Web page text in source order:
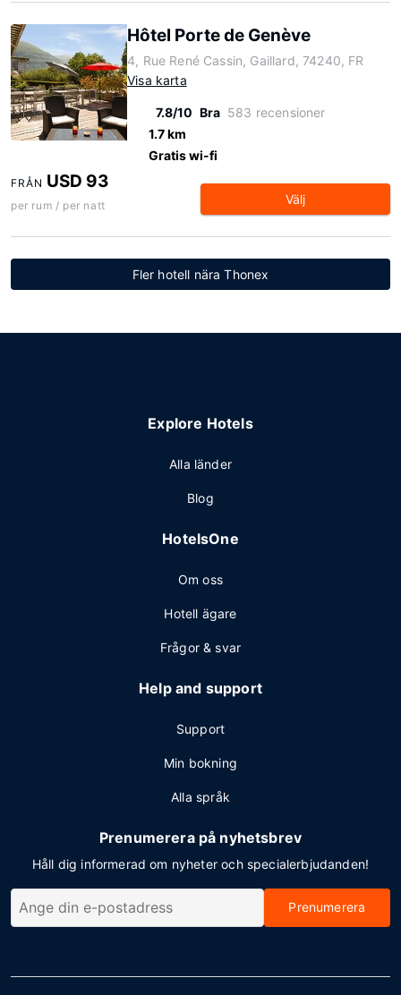
Hôtel Porte de Genève
4, Rue René Cassin, Gaillard, 74240, FR
Visa karta
7.8/10 Bra 583 recensioner
1.7 km
Gratis wi-fi
FRÅN USD 93
per rum / per natt Välj
Fler hotell nära Thonex
Explore Hotels
Alla länder
Blog
HotelsOne
Om oss
Hotell ägare
Frågor & svar
Help and support
Support
Min bokning
Alla språk
Prenumerera på nyhetsbrev
Håll dig informerad om nyheter och specialerbjudanden!
Prenumerera